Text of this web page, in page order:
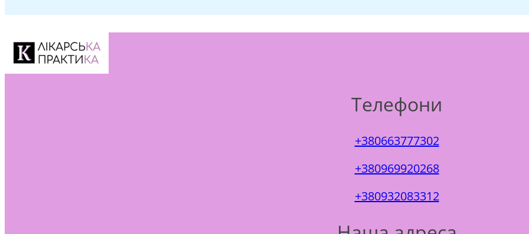
Телефони
+380663777302
+380969920268
+380932083312